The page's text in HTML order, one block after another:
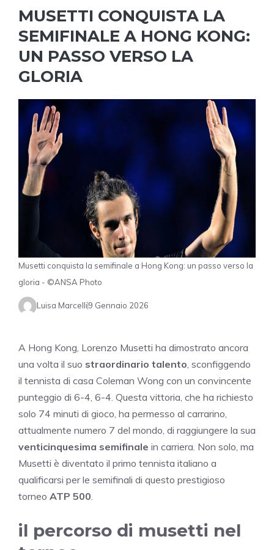
MUSETTI CONQUISTA LA
SEMIFINALE A HONG KONG:
UN PASSO VERSO LA
GLORIA
Musetti conquista la semifinale a Hong Kong: un passo verso la
gloria - ©ANSA Photo
Luisa Marcelli9 Gennaio 2026
A Hong Kong, Lorenzo Musetti ha dimostrato ancora
una volta il suo straordinario talento , sconfiggendo
il tennista di casa Coleman Wong con un convincente
punteggio di 6-4, 6-4. Questa vittoria, che ha richiesto
solo 74 minuti di gioco, ha permesso al carrarino,
attualmente numero 7 del mondo, di raggiungere la sua
venticinquesima semifinale in carriera. Non solo, ma
Musetti è diventato il primo tennista italiano a
qualificarsi per le semifinali di questo prestigioso
torneo ATP 500
il percorso di musetti nel